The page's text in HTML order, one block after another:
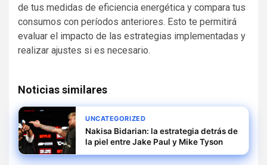
de tus medidas de eficiencia energética y compara tus
consumos con períodos anteriores. Esto te permitirá
evaluar el impacto de las estrategias implementadas y
realizar ajustes si es necesario.
Noticias similares
UNCATEGORIZED
Nakisa Bidarian: la estrategia detrás de
la piel entre Jake Paul y Mike Tyson